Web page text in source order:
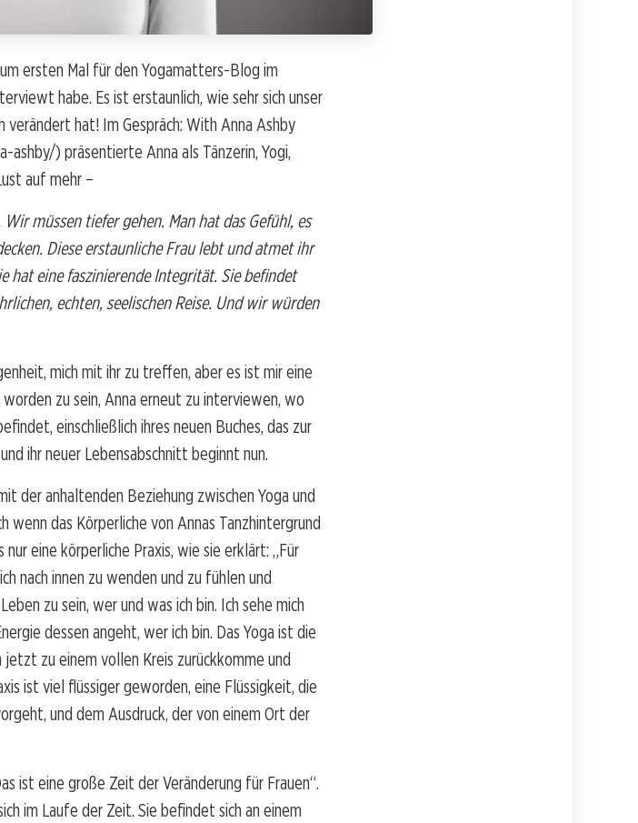
ersten Mal für den Yogamatters-Blog im
habe. Es ist erstaunlich, wie sehr sich unser
hat! Im Gespräch: With Anna Ashby
) präsentierte Anna als Tänzerin, Yogi,
auf mehr –
müssen tiefer gehen. Man hat das Gefühl, es
Diese erstaunliche Frau lebt und atmet ihr
hat eine faszinierende Integrität. Sie befindet
echten, seelischen Reise. Und wir würden
mich mit ihr zu treffen, aber es ist mir eine
zu sein, Anna erneut zu interviewen, wo
einschließlich ihres neuen Buches, das zur
ihr neuer Lebensabschnitt beginnt nun.
der anhaltenden Beziehung zwischen Yoga und
wenn das Körperliche von Annas Tanzhintergrund
eine körperliche Praxis, wie sie erklärt: „Für
nach innen zu wenden und zu fühlen und
zu sein, wer und was ich bin. Ich sehe mich
dessen angeht, wer ich bin. Das Yoga ist die
jetzt zu einem vollen Kreis zurückkomme und
ist viel flüssiger geworden, eine Flüssigkeit, die
und dem Ausdruck, der von einem Ort der
ist eine große Zeit der Veränderung für Frauen“.
im Laufe der Zeit. Sie befindet sich an einem